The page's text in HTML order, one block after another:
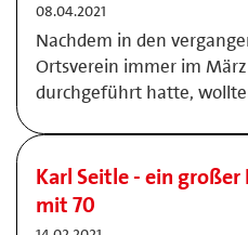
08.04.2021
Nachdem in den
Ortsverein immer im
durchgeführt hatte,
Karl Seitle - ein
mit 70